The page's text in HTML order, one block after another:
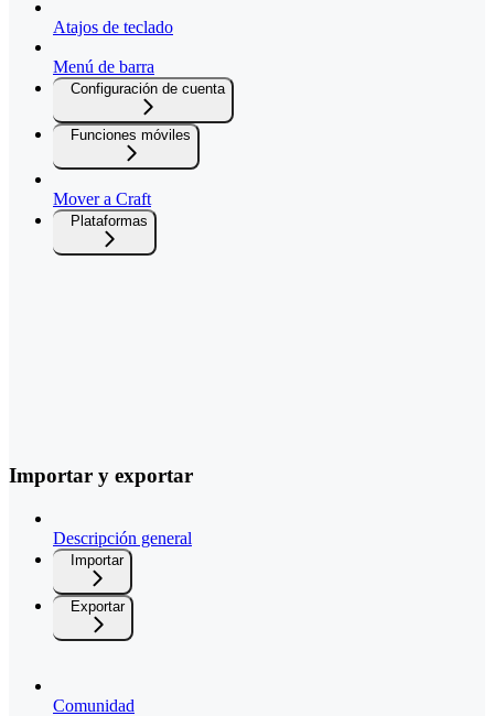
Atajos de teclado
Menú de barra
Configuración de cuenta
Funciones móviles
Mover a Craft
Plataformas
Importar y exportar
Descripción general
Importar
Exportar
Comunidad